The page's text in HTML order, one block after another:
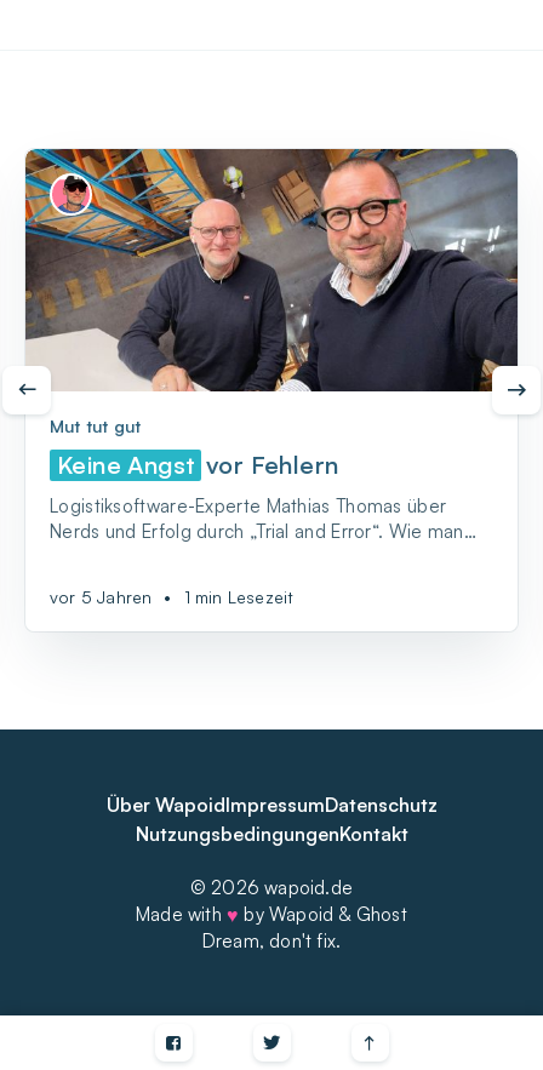
Mut tut gut
Keine Angst vor Fehlern
Logistiksoftware-Experte Mathias Thomas über
Nerds und Erfolg durch „Trial and Error“. Wie man
vor 5 Jahren • 1 min Lesezeit
Über WapoidImpressumDatenschutz
NutzungsbedingungenKontakt
© 2026 wapoid.de
Made with♥ by Wapoid & Ghost
Dream, don't fix.